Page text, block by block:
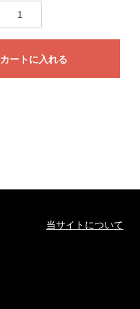
カートに入れる
当サイトについて